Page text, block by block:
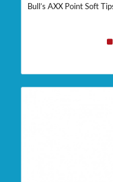
Bull’s AXX Point Soft